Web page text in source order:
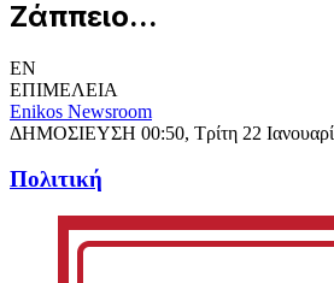
Ζάππειο...
EN
ΕΠΙΜΕΛΕΙΑ
Enikos Newsroom
ΔΗΜΟΣΙΕΥΣΗ 00:50, Τρίτη 22
Πολιτική